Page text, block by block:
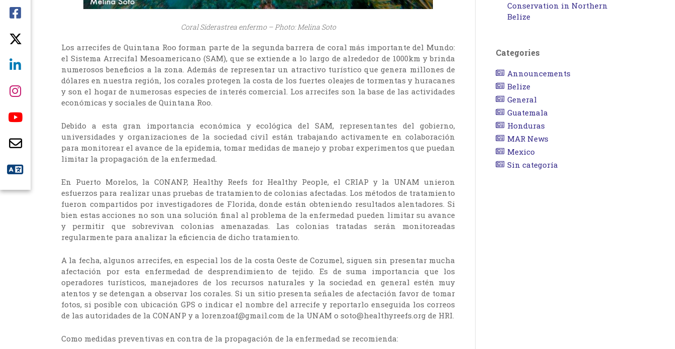
Coral Siderastrea enfermo – Photo: Melina Soto
Los arrecifes de Quintana Roo forman parte de la segunda barrera de coral más importante del Mundo:
el Sistema Arrecifal Mesoamericano (SAM), que se extiende a lo largo de alrededor de 1000km y brinda
numerosos beneficios a la zona. Además de representar un atractivo turístico que genera millones de
dólares en nuestra región, los corales protegen la costa de los fuertes oleajes de tormentas y huracanes
y son el hogar de numerosas especies de interés comercial. Los arrecifes son la base de las actividades
económicas y sociales de Quintana Roo.
Debido a esta gran importancia económica y ecológica del SAM, representantes del gobierno,
universidades y organizaciones de la sociedad civil están trabajando activamente en colaboración
para monitorear el avance de la epidemia, tomar medidas de manejo y probar experimentos que puedan
limitar la propagación de la enfermedad.
En Puerto Morelos, la CONANP, Healthy Reefs for Healthy People, el CRIAP y la UNAM unieron
esfuerzos para realizar unas pruebas de tratamiento de colonias afectadas. Los métodos de tratamiento
fueron compartidos por investigadores de Florida, donde están obteniendo resultados alentadores. Si
bien estas acciones no son una solución final al problema de la enfermedad pueden limitar su avance
y permitir que sobrevivan colonias amenazadas. Las colonias tratadas serán monitoreadas
regularmente para analizar la eficiencia de dicho tratamiento.
A la fecha, algunos arrecifes, en especial los de la costa Oeste de Cozumel, siguen sin presentar mucha
afectación por esta enfermedad de desprendimiento de tejido. Es de suma importancia que los
operadores turísticos, manejadores de los recursos naturales y la sociedad en general estén muy
atentos y se detengan a observar los corales. Si un sitio presenta señales de afectación favor de tomar
fotos, si posible con ubicación GPS o indicar el nombre del arrecife y reportarlo enseguida los correos
de las autoridades de la CONANP y a lorenzoaf@gmail.com de la UNAM o soto@healthyreefs.org de HRI.
Como medidas preventivas en contra de la propagación de la enfermedad se recomienda:
Conservation in Northern
Belize
Categories
Announcements
Belize
General
Guatemala
Honduras
MAR News
Mexico
Sin categoría